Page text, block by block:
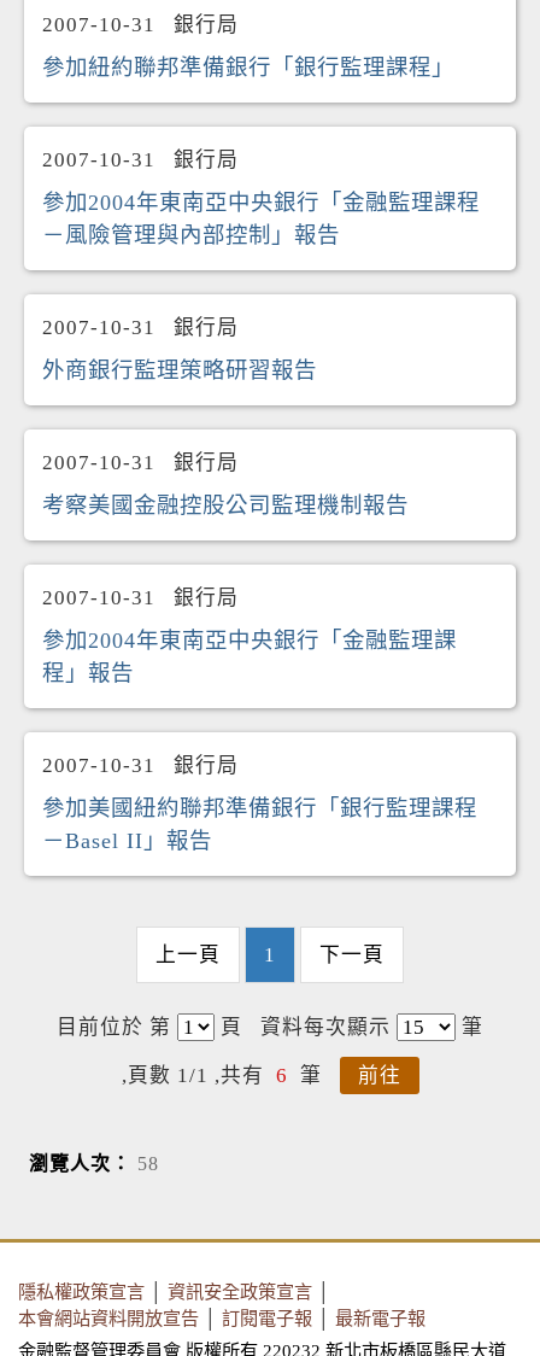
2007-10-31 銀行局
參加紐約聯邦準備銀行「銀行監理課程」
2007-10-31 銀行局
參加2004年東南亞中央銀行「金融監理課程
－風險管理與內部控制」報告
2007-10-31 銀行局
外商銀行監理策略研習報告
2007-10-31 銀行局
考察美國金融控股公司監理機制報告
2007-10-31 銀行局
參加2004年東南亞中央銀行「金融監理課
程」報告
2007-10-31 銀行局
參加美國紐約聯邦準備銀行「銀行監理課程
－Basel II」報告
上一頁 1 下一頁
目前位於 第 頁 資料每次顯示 筆
,頁數 1/1 ,共有 6 筆 前往
瀏覽人次： 58
隱私權政策宣言 資訊安全政策宣言
本會網站資料開放宣告
訂閱電子報
最新電子報
金融監督管理委員會 版權所有 220232 新北市板橋區縣民大道